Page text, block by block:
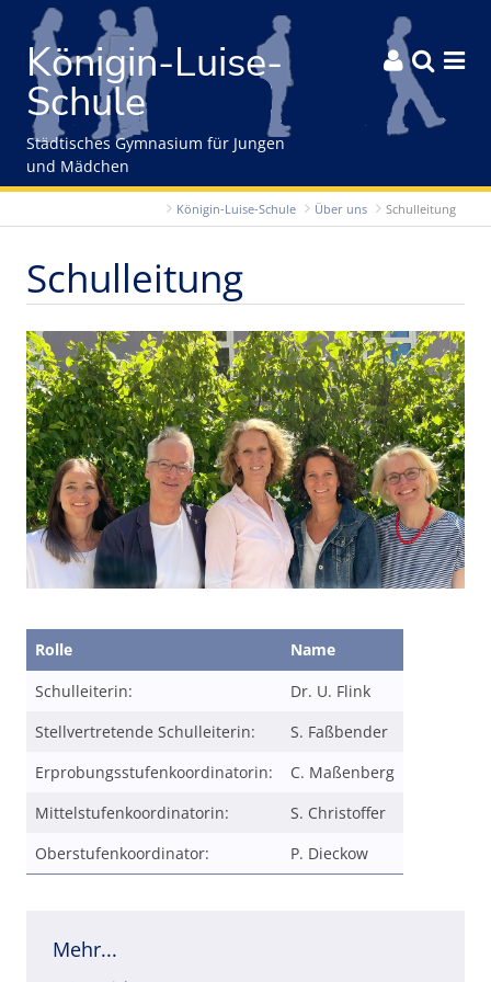
Gleich zum Inhalt der Seite springen
Königin-Luise-
Schule
  
Städtisches Gymnasium für Jungen
und Mädchen
Königin-Luise-Schule Über uns Schulleitung
Schulleitung
Rolle
Name
Schulleiterin:
Dr. U. Flink
Stellvertretende Schulleiterin:
S. Faßbender
Erprobungsstufenkoordinatorin:
C. Maßenberg
Mittelstufenkoordinatorin:
S. Christoffer
Oberstufenkoordinator:
P. Dieckow
Mehr...